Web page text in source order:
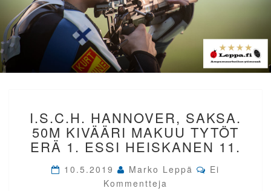
HANNOVER,
SAKSA.
50M
KIVÄÄRI
MAKUU
TYTÖT
I.S.C.H. HANNOVER, SAKSA.
50M KIVÄÄRI MAKUU TYTÖT
ERÄ 1. ESSI HEISKANEN 11.
10.5.2019 Marko Leppä Comments
Ei
Kommentteja